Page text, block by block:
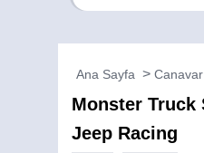
Ana Sayfa
Monster Truck
Jeep Racing